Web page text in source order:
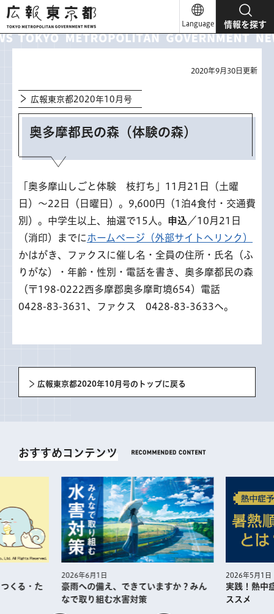
広報東京都
Language 情報を探す
2020年9月30日更新
広報東京都2020年10月号
奥多摩都民の森（体験の森）
「奥多摩山しごと体験 枝打ち」11月21日（土曜
日）～22日（日曜日）。9,600円（1泊4食付・交通費
別）。中学生以上、抽選で15人。
申込 ／10月21日
（消印）までに ホームページ（外部サイトへリンク）
かはがき、ファクスに催し名・全員の住所・氏名（ふ
りがな）・年齢・性別・電話を書き、奥多摩都民の森
（〒198-0222西多摩郡奥多摩町境654）電話
0428-83-3631、ファクス 0428-83-3633へ。
広報東京都2020年10月号のトップに戻る
おすすめコンテンツ
くる・た
2026年6月1日
豪雨への備え、できていますか？みん
なで取り組む水害対策
2026年5月1日
実践！熱中
ススメ